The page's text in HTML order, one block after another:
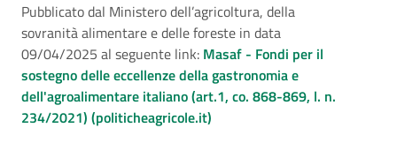
Pubblicato dal Ministero dell’agricoltura, della
sovranità alimentare e delle foreste in data
09/04/2025 al seguente link: Masaf - Fondi per il
sostegno delle eccellenze della gastronomia e
dell'agroalimentare italiano (art.1, co. 868-869, l. n.
234/2021) (politicheagricole.it)